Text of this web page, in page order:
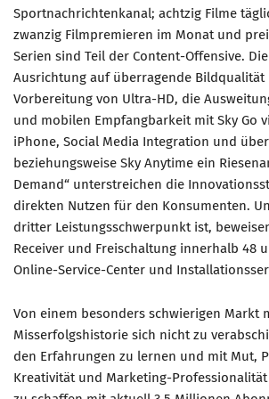
Sportnachrichtenkanal; achtzig Filme
zwanzig Filmpremieren im Monat und
Serien sind Teil der Content-Offensive.
Ausrichtung auf überragende Bildqualität
Vorbereitung von Ultra-HD, die
und mobilen Empfangbarkeit mit Sky Go
iPhone, Social Media Integration und über
beziehungsweise Sky Anytime ein
Demand“ unterstreichen die
direkten Nutzen für den Konsumenten.
dritter Leistungsschwerpunkt ist,
Receiver und Freischaltung innerhalb 48
Online-Service-Center und
Von einem besonders schwierigen Markt
Misserfolgshistorie sich nicht zu
den Erfahrungen zu lernen und mit Mut,
Kreativität und Marketing-